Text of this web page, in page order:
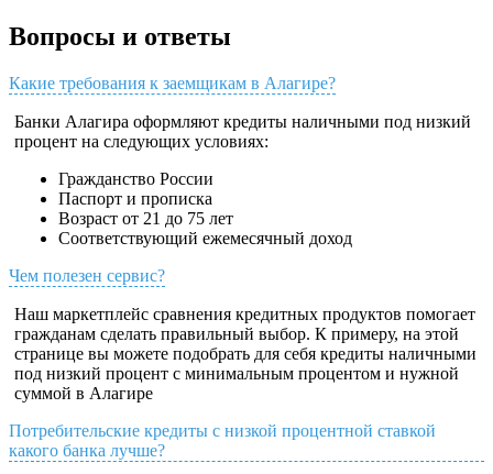
Вопросы и ответы
Какие требования к заемщикам в Алагире?
Банки Алагира оформляют кредиты наличными под низкий
процент на следующих условиях:
Гражданство России
Паспорт и прописка
Возраст от 21 до 75 лет
Соответствующий ежемесячный доход
Чем полезен сервис?
Наш маркетплейс сравнения кредитных продуктов помогает
гражданам сделать правильный выбор. К примеру, на этой
странице вы можете подобрать для себя кредиты наличными
под низкий процент с минимальным процентом и нужной
суммой в Алагире
Потребительские кредиты с низкой процентной ставкой
какого банка лучше?